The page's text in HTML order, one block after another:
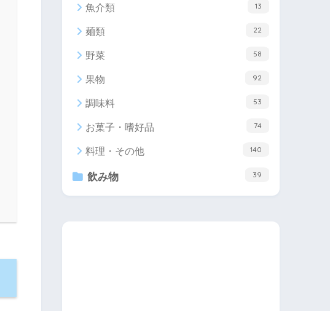
魚介類 13
麺類 22
野菜 58
果物 92
調味料 53
お菓子・嗜好品 74
料理・その他 140
飲み物 39